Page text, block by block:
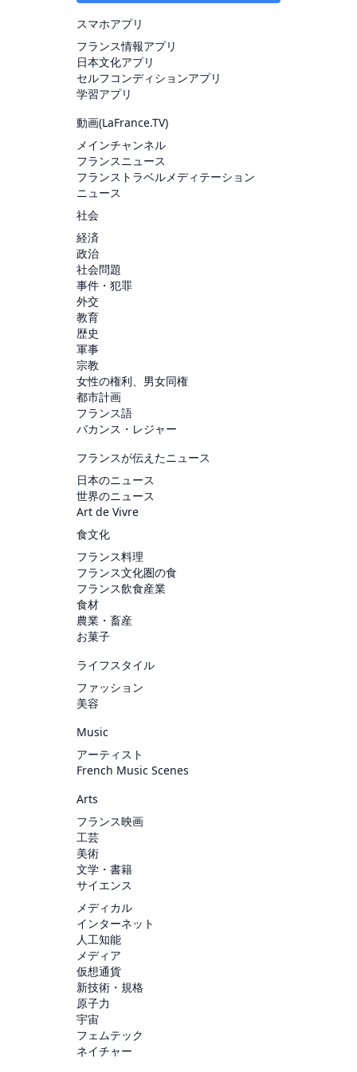
スマホアプリ
フランス情報アプリ
日本文化アプリ
セルフコンディションアプリ
学習アプリ
動画(LaFrance.TV)
メインチャンネル
フランスニュース
フランストラベルメディテーション
ニュース
社会
経済
政治
社会問題
事件・犯罪
外交
教育
歴史
軍事
宗教
女性の権利、男女同権
都市計画
フランス語
バカンス・レジャー
フランスが伝えたニュース
日本のニュース
世界のニュース
Art de Vivre
食文化
フランス料理
フランス文化圏の食
フランス飲食産業
食材
農業・畜産
お菓子
ライフスタイル
ファッション
美容
Music
アーティスト
French Music Scenes
Arts
フランス映画
工芸
美術
文学・書籍
サイエンス
メディカル
インターネット
人工知能
メディア
仮想通貨
新技術・規格
原子力
宇宙
フェムテック
ネイチャー